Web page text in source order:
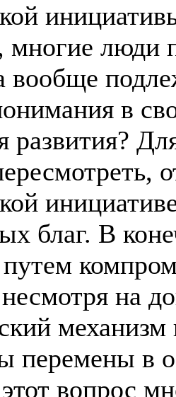
многие люди
вообще
в
развития?
благ. В
путем
на
перемены в
вопрос